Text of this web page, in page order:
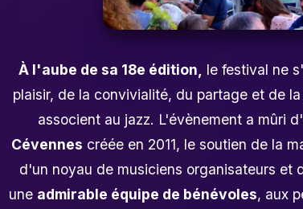
À l'aube de sa 18e édition,
le festival ne
plaisir, de la convivialité, du partage et de
associent au jazz. L'évènement a mûri
Cévennes créée en 2011, le soutien de la
d'un noyau de musiciens organisateurs et
une admirable équipe de bénévoles, aux